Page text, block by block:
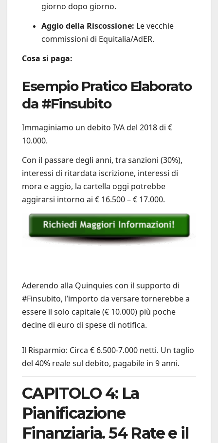
giorno dopo giorno.
Aggio della Riscossione: Le vecchie
commissioni di Equitalia/AdER.
Cosa si paga:
Esempio Pratico Elaborato
da #Finsubito
Immaginiamo un debito IVA del 2018 di €
10.000.
Con il passare degli anni, tra sanzioni (30%),
interessi di ritardata iscrizione, interessi di
mora e aggio, la cartella oggi potrebbe
aggirarsi intorno ai € 16.500 – € 17.000.
Aderendo alla Quinquies con il supporto di
#Finsubito, l’importo da versare tornerebbe a
essere il solo capitale (€ 10.000) più poche
decine di euro di spese di notifica.
Il Risparmio: Circa € 6.500-7.000 netti. Un taglio
del 40% reale sul debito, pagabile in 9 anni.
CAPITOLO 4: La
Pianificazione
Finanziaria. 54 Rate e il